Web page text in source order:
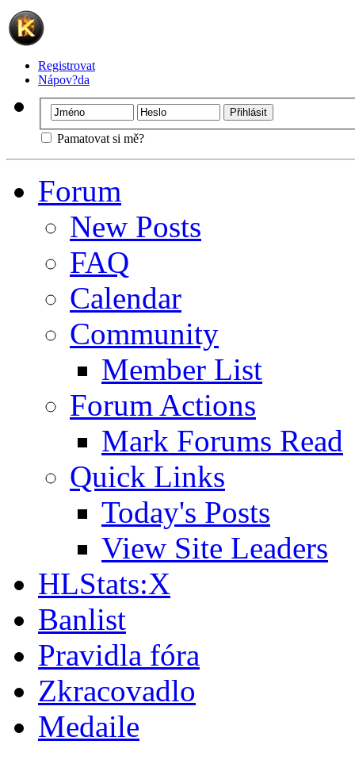
Registrovat
Nápov?da
Pamatovat si mě?
Forum
New Posts
FAQ
Calendar
Community
Member List
Forum Actions
Mark Forums Read
Quick Links
Today's Posts
View Site Leaders
HLStats:X
Banlist
Pravidla fóra
Zkracovadlo
Medaile